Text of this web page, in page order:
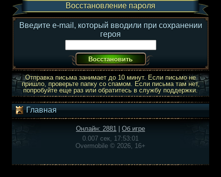
Восстановление пароля
Введите e-mail, который вводили при сохранении
героя
Отправка письма занимает до 10 минут. Если письмо не
пришло, проверьте папку со спамом. Если письма там нет,
попробуйте еще раз или обратитесь в службу поддержки.
Главная
Онлайн: 2881
Об игре
0.007 сек, 17:53:01
Overmobile © 2026, 16+